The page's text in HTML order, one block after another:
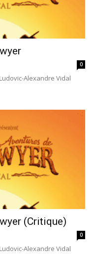
0
Alexandre Vidal
(Critique)
0
Alexandre Vidal